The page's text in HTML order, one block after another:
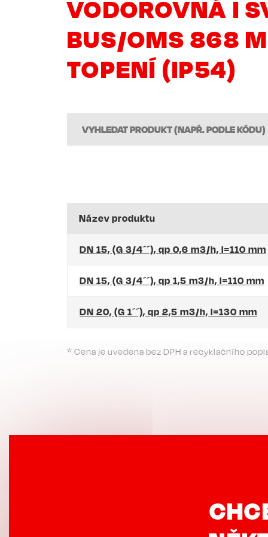
VODOROVNÁ I
BUS/OMS 868
TOPENÍ (IP54)
Název produktu
DN 15, (G 3/4´´), qp 0,6 m3/h, l=110 mm
DN 15, (G 3/4´´), qp 1,5 m3/h, l=110 mm
DN 20, (G 1´´), qp 2,5 m3/h, l=130 mm
* Cena je uvedena bez DPH a recyklačního